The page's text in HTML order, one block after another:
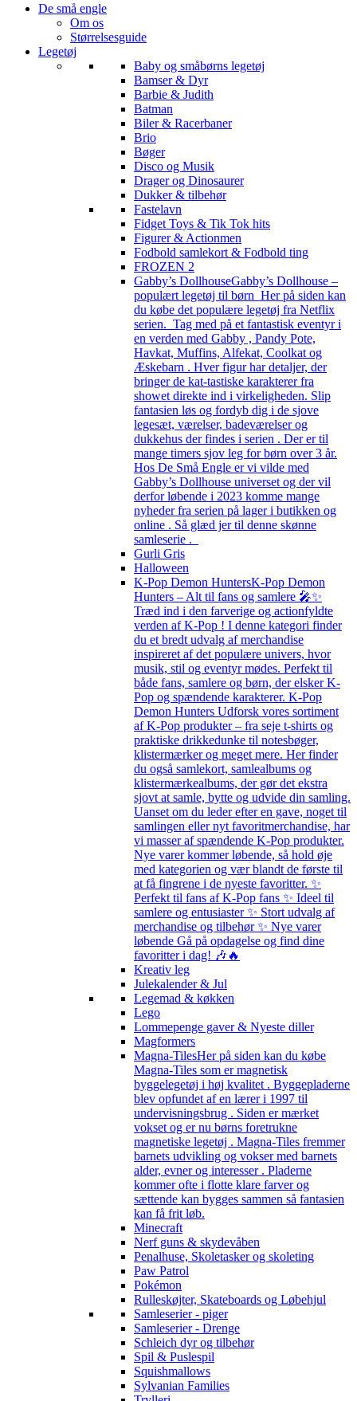
De små engle
Om os
Størrelsesguide
Legetøj
Baby og småbørns legetøj
Bamser & Dyr
Barbie & Judith
Batman
Biler & Racerbaner
Brio
Bøger
Disco og Musik
Drager og Dinosaurer
Dukker & tilbehør
Fastelavn
Fidget Toys & Tik Tok hits
Figurer & Actionmen
Fodbold samlekort & Fodbold ting
FROZEN 2
Gabby’s DollhouseGabby’s Dollhouse –
populært legetøj til børn Her på siden kan
du købe det populære legetøj fra Netflix
serien. Tag med på et fantastisk eventyr i
en verden med Gabby , Pandy Pote,
Havkat, Muffins, Alfekat, Coolkat og
Æskebarn . Hver figur har detaljer, der
bringer de kat-tastiske karakterer fra
showet direkte ind i virkeligheden. Slip
fantasien løs og fordyb dig i de sjove
legesæt, værelser, badeværelser og
dukkehus der findes i serien . Der er til
mange timers sjov leg for børn over 3 år.
Hos De Små Engle er vi vilde med
Gabby’s Dollhouse universet og der vil
derfor løbende i 2023 komme mange
nyheder fra serien på lager i butikken og
online . Så glæd jer til denne skønne
samleserie .
Gurli Gris
Halloween
K-Pop Demon HuntersK-Pop Demon
Hunters – Alt til fans og samlere 🎤✨
Træd ind i den farverige og actionfyldte
verden af K-Pop ! I denne kategori finder
du et bredt udvalg af merchandise
inspireret af det populære univers, hvor
musik, stil og eventyr mødes. Perfekt til
både fans, samlere og børn, der elsker K-
Pop og spændende karakterer. K-Pop
Demon Hunters Udforsk vores sortiment
af K-Pop produkter – fra seje t-shirts og
praktiske drikkedunke til notesbøger,
klistermærker og meget mere. Her finder
du også samlekort, samlealbums og
klistermærkealbums, der gør det ekstra
sjovt at samle, bytte og udvide din samling.
Uanset om du leder efter en gave, noget til
samlingen eller nyt favoritmerchandise, har
vi masser af spændende K-Pop produkter.
Nye varer kommer løbende, så hold øje
med kategorien og vær blandt de første til
at få fingrene i de nyeste favoritter. ✨
Perfekt til fans af K-Pop fans ✨ Ideel til
samlere og entusiaster ✨ Stort udvalg af
merchandise og tilbehør ✨ Nye varer
løbende Gå på opdagelse og find dine
favoritter i dag! 🎶🔥
Kreativ leg
Julekalender & Jul
Legemad & køkken
Lego
Lommepenge gaver & Nyeste diller
Magformers
Magna-TilesHer på siden kan du købe
Magna-Tiles som er magnetisk
byggelegetøj i høj kvalitet . Byggepladerne
blev opfundet af en lærer i 1997 til
undervisningsbrug . Siden er mærket
vokset og er nu børns foretrukne
magnetiske legetøj . Magna-Tiles fremmer
barnets udvikling og vokser med barnets
alder, evner og interesser . Pladerne
kommer ofte i flotte klare farver og
sættende kan bygges sammen så fantasien
kan få frit løb.
Minecraft
Nerf guns & skydevåben
Penalhuse, Skoletasker og skoleting
Paw Patrol
Pokémon
Rulleskøjter, Skateboards og Løbehjul
Samleserier - piger
Samleserier - Drenge
Schleich dyr og tilbehør
Spil & Puslespil
Squishmallows
Sylvanian Families